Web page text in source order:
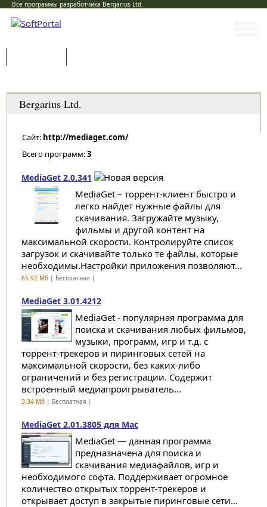
Все программы разработчика Bergarius Ltd.
Bergarius Ltd.
Сайт: http://mediaget.com/
Всего программ:3
MediaGet 2.0.341
MediaGet – торрент-клиент быстро и
легко найдет нужные файлы для
скачивания. Загружайте музыку,
фильмы и другой контент на
максимальной скорости. Контролируйте список
загрузок и скачивайте только те файлы, которые
необходимы.Настройки приложения позволяют...
65.92 Мб| Бесплатная |
MediaGet 3.01.4212
MediaGet - популярная программа для
поиска и скачивания любых фильмов,
музыки, программ, игр и т.д. с
торрент-трекеров и пиринговых сетей на
максимальной скорости, без каких-либо
ограничений и без регистрации. Содержит
встроенный медиапроигрыватель...
3.34 Мб| Бесплатная |
MediaGet 2.01.3805 для Mac
MediaGet — данная программа
предназначена для поиска и
скачивания медиафайлов, игр и
необходимого софта. Поддерживает огромное
количество открытых торрент-трекеров и
открывает доступ в закрытые пиринговые сети...